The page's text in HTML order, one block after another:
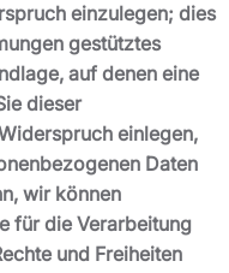
einzulegen; dies
gestütztes
auf denen eine
dieser
einlegen,
Daten
wir können
für die Verarbeitung
und Freiheiten